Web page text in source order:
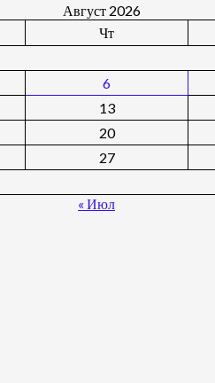
Август 2026
Чт
6
13
20
27
« Июл